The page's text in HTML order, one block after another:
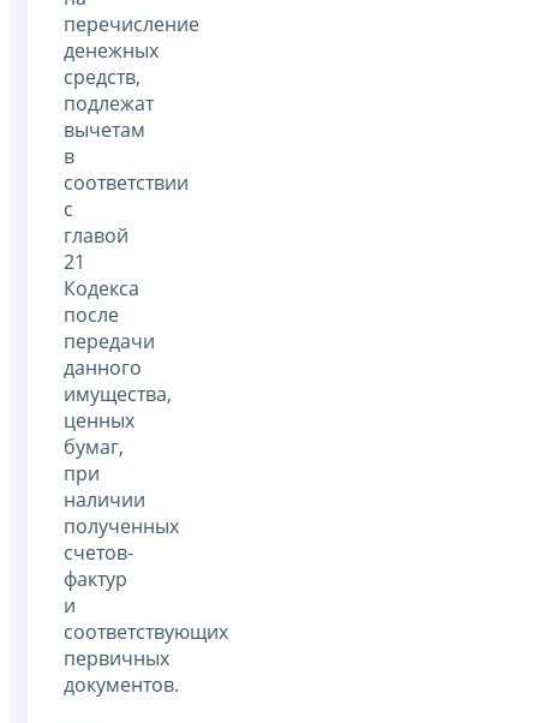
перечисление
денежных
средств,
подлежат
вычетам
в
соответствии
с
главой
21
Кодекса
после
передачи
данного
имущества,
ценных
бумаг,
при
наличии
полученных
счетов-
фактур
и
соответствующих
первичных
документов.